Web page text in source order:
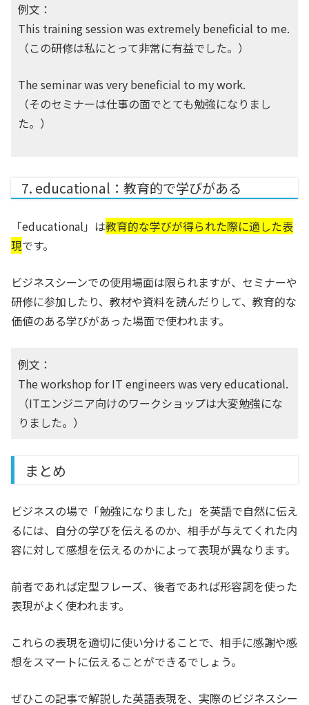
例文：
This training session was extremely beneficial to me.
（この研修は私にとって非常に有益でした。）
The seminar was very beneficial to my work.
（そのセミナーは仕事の面でとても勉強になりまし
た。）
7. educational：教育的で学びがある
「educational」は教育的な学びが得られた際に適した表
現です。
ビジネスシーンでの使用場面は限られますが、セミナーや
研修に参加したり、教材や資料を読んだりして、教育的な
価値のある学びがあった場面で使われます。
例文：
The workshop for IT engineers was very educational.
（ITエンジニア向けのワークショップは大変勉強にな
りました。）
まとめ
ビジネスの場で「勉強になりました」を英語で自然に伝え
るには、自分の学びを伝えるのか、相手が与えてくれた内
容に対して感想を伝えるのかによって表現が異なります。
前者であれば定型フレーズ、後者であれば形容詞を使った
表現がよく使われます。
これらの表現を適切に使い分けることで、相手に感謝や感
想をスマートに伝えることができるでしょう。
ぜひこの記事で解説した英語表現を、実際のビジネスシー